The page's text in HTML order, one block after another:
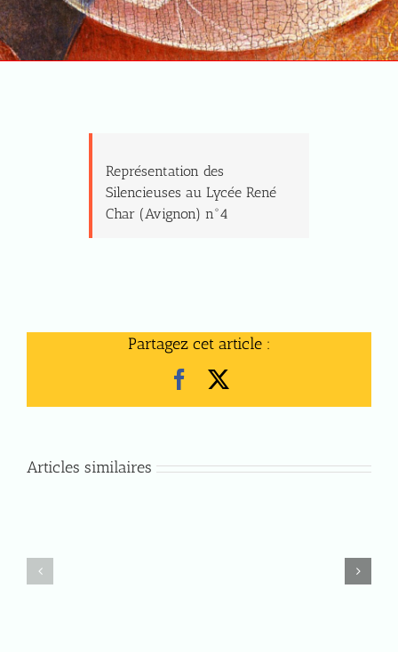
Représentation des
Silencieuses au Lycée René
Char (Avignon) n°4
Partagez cet article :
Facebook
Articles similaires